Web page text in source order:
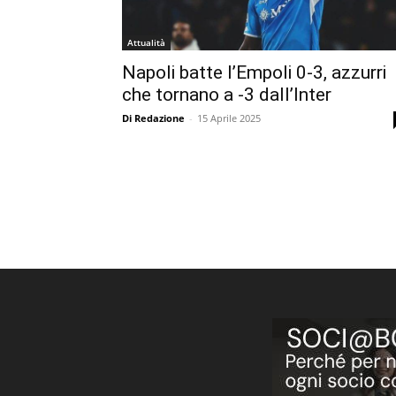
Attualità
Napoli batte l’Empoli 0-3, azzurri
che tornano a -3 dall’Inter
Di Redazione - 15 Aprile 2025